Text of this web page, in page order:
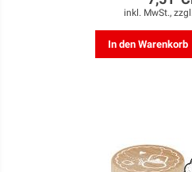
inkl. MwSt., zzgl.
In den Warenkorb